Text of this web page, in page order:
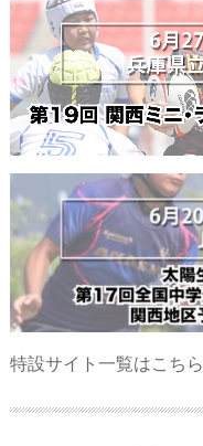
特設サイト一覧はこちら